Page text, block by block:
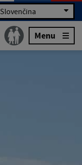
Slovenčina
Menu